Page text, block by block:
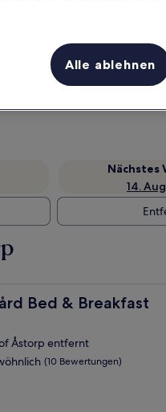
Prämien für jede
Nächstes
14.
Bed & Breakfast
& Breakfast
Åstorp entfernt
(10 Bewertungen)
Alle ablehnen